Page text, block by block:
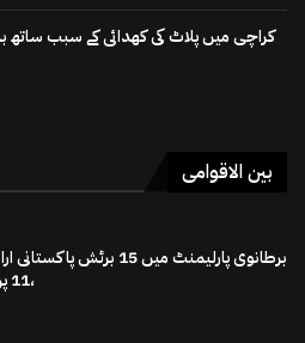
کراچی میں پلاٹ کی کھدائی کے سبب ساتھ
بین الاقوامی
،11 پرانے چہرے